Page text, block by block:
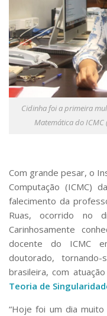
Projetos,
Artes, Cultura e
Museus e Espaços
Serviços
Bibliotecas
Apoio ao Estudante
Segurança,
RH, Administrativo
Outros serviços
Aplicativos e Sites
Jornal da USP
Agenda de Eventos
Defesa de Teses
Cidinha foi a primeira
Matemática do ICMC
Com grande pesar, o
Computação (ICMC)
falecimento da
Ruas, ocorrido no
Carinhosamente
docente do ICMC
doutorado,
brasileira, com
Teoria de
“Hoje foi um dia